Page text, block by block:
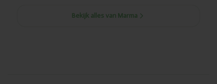
Bekijk alles van Marma